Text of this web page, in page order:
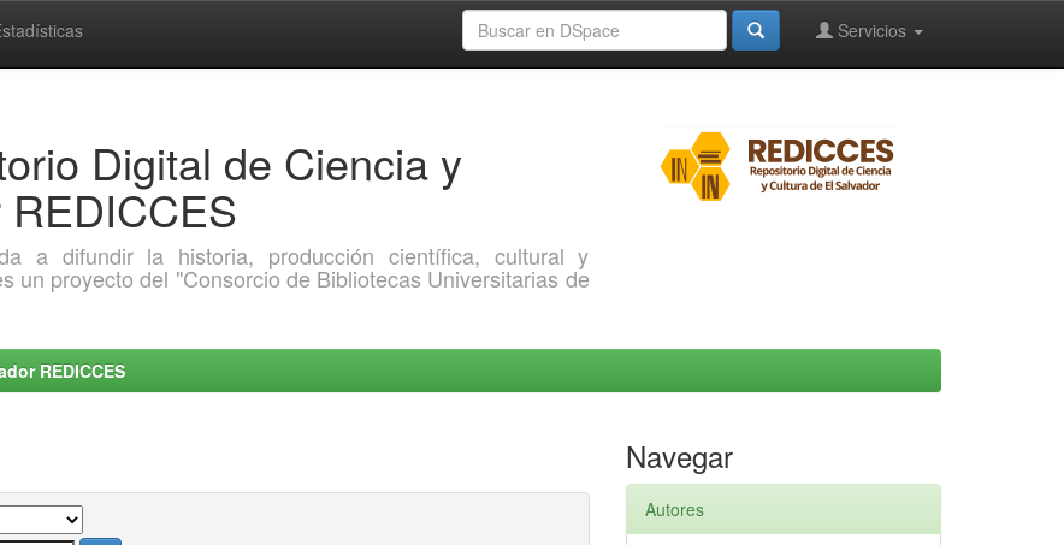
Servicios
Digital de Ciencia y
a difundir la historia, producción científica, cultural y
un proyecto del "Consorcio de Bibliotecas Universitarias de
REDICCES
Navegar
Autores